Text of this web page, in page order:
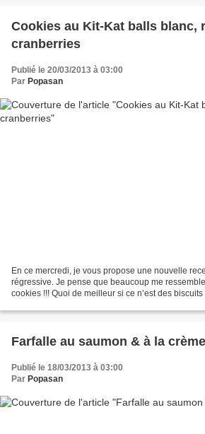
Cookies au Kit-Kat balls blanc,
cranberries
Publié le 20/03/2013 à 03:00
Par Popasan
En ce mercredi, je vous propose une nouvelle
régressive. Je pense que beaucoup me
cookies !!! Quoi de meilleur si ce n’est des biscuits
Farfalle au saumon & à la
Publié le 18/03/2013 à 03:00
Par Popasan